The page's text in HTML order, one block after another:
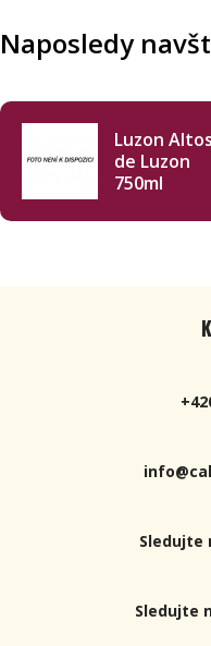
Naposledy
Luzon Altos
de Luzon
750ml
Sledujte
Sledujte